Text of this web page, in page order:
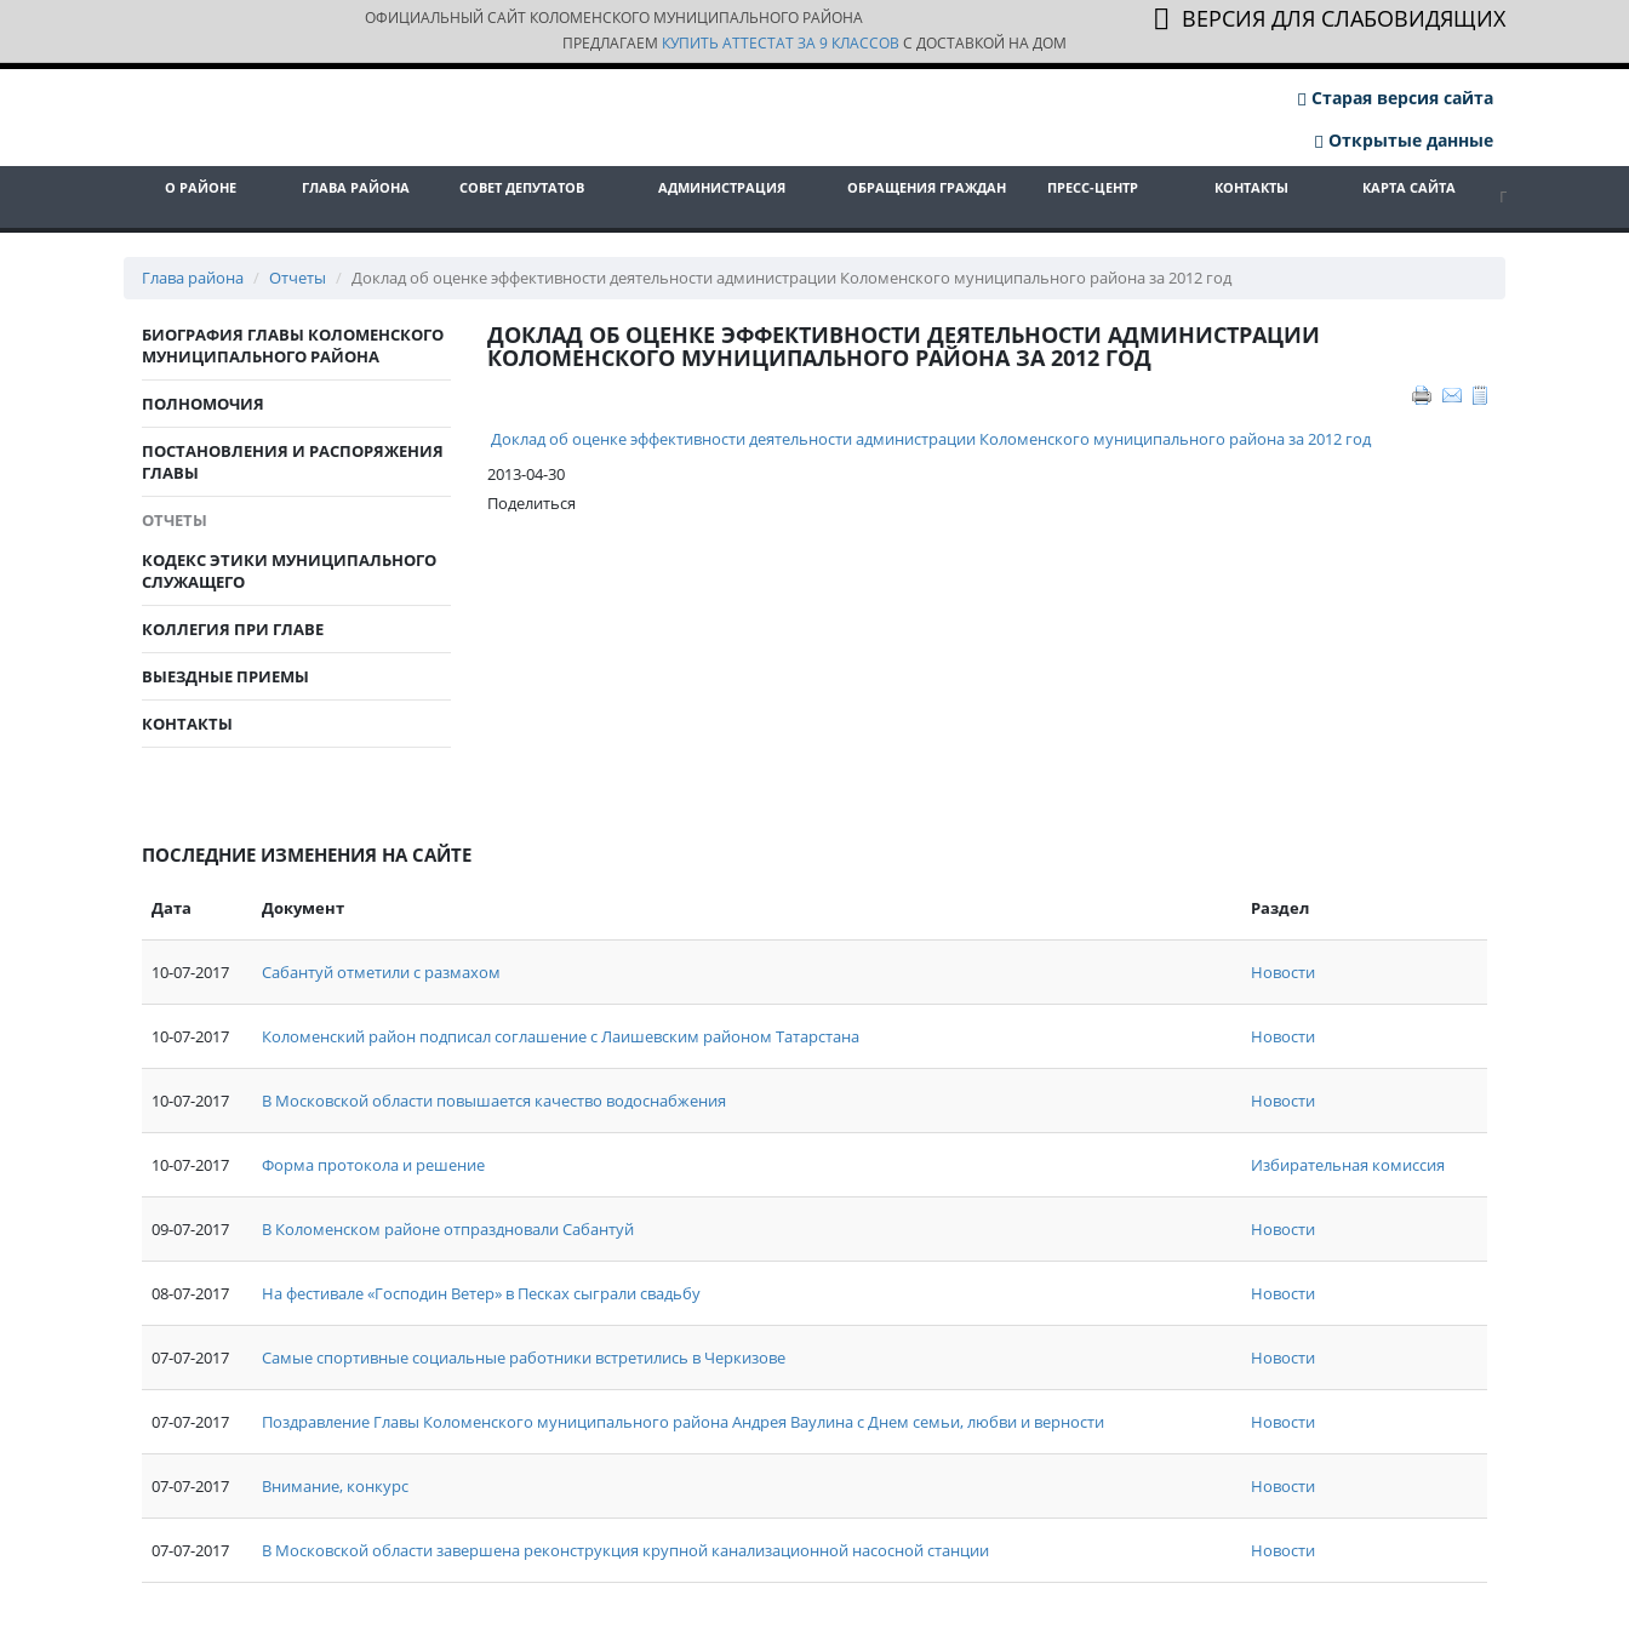
ВЕРСИЯ ДЛЯ СЛАБОВИДЯЩИХ
ОФИЦИАЛЬНЫЙ САЙТ КОЛОМЕНСКОГО МУНИЦИПАЛЬНОГО РАЙОНА
ПРЕДЛАГАЕМ КУПИТЬ АТТЕСТАТ ЗА 9 КЛАССОВ С ДОСТАВКОЙ НА ДОМ
Старая версия сайта
Открытые данные
О РАЙОНЕ ГЛАВА РАЙОНА СОВЕТ ДЕПУТАТОВ АДМИНИСТРАЦИЯ ОБРАЩЕНИЯ ГРАЖДАН ПРЕСС-ЦЕНТР КОНТАКТЫ КАРТА САЙТА
Глава района Отчеты Доклад об оценке эффективности деятельности администрации Коломенского муниципального района за 2012 год
БИОГРАФИЯ ГЛАВЫ КОЛОМЕНСКОГО
МУНИЦИПАЛЬНОГО РАЙОНА
ПОЛНОМОЧИЯ
ПОСТАНОВЛЕНИЯ И РАСПОРЯЖЕНИЯ
ГЛАВЫ
ОТЧЕТЫ
КОДЕКС ЭТИКИ МУНИЦИПАЛЬНОГО
СЛУЖАЩЕГО
КОЛЛЕГИЯ ПРИ ГЛАВЕ
ВЫЕЗДНЫЕ ПРИЕМЫ
КОНТАКТЫ
ДОКЛАД ОБ ОЦЕНКЕ ЭФФЕКТИВНОСТИ ДЕЯТЕЛЬНОСТИ АДМИНИСТРАЦИИ
КОЛОМЕНСКОГО МУНИЦИПАЛЬНОГО РАЙОНА ЗА 2012 ГОД
Доклад об оценке эффективности деятельности администрации Коломенского муниципального района за 2012 год
2013-04-30
Поделиться
ПОСЛЕДНИЕ ИЗМЕНЕНИЯ НА САЙТЕ
Дата Документ Раздел
10-07-2017 Сабантуй отметили с размахом Новости
10-07-2017 Коломенский район подписал соглашение с Лаишевским районом Татарстана Новости
10-07-2017 В Московской области повышается качество водоснабжения Новости
10-07-2017 Форма протокола и решение Избирательная комиссия
09-07-2017 В Коломенском районе отпраздновали Сабантуй Новости
08-07-2017 На фестивале «Господин Ветер» в Песках сыграли свадьбу Новости
07-07-2017 Самые спортивные социальные работники встретились в Черкизове Новости
07-07-2017 Поздравление Главы Коломенского муниципального района Андрея Ваулина с Днем семьи, любви и верности Новости
07-07-2017 Внимание, конкурс Новости
07-07-2017 В Московской области завершена реконструкция крупной канализационной насосной станции Новости